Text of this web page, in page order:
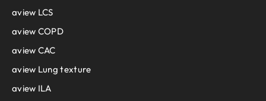
aview LCS
aview COPD
aview CAC
aview Lung texture
aview ILA